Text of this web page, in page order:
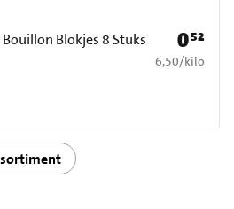
Blokjes 8 Stuks Prijs: €
052
€ 6,50 per kilo
6,50/kilo